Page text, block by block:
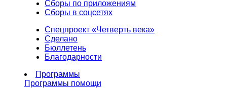
Сборы по приложениям
Сборы в соцсетях
Спецпроект «Четверть века»
Сделано
Бюллетень
Благодарности
Программы
Программы помощи